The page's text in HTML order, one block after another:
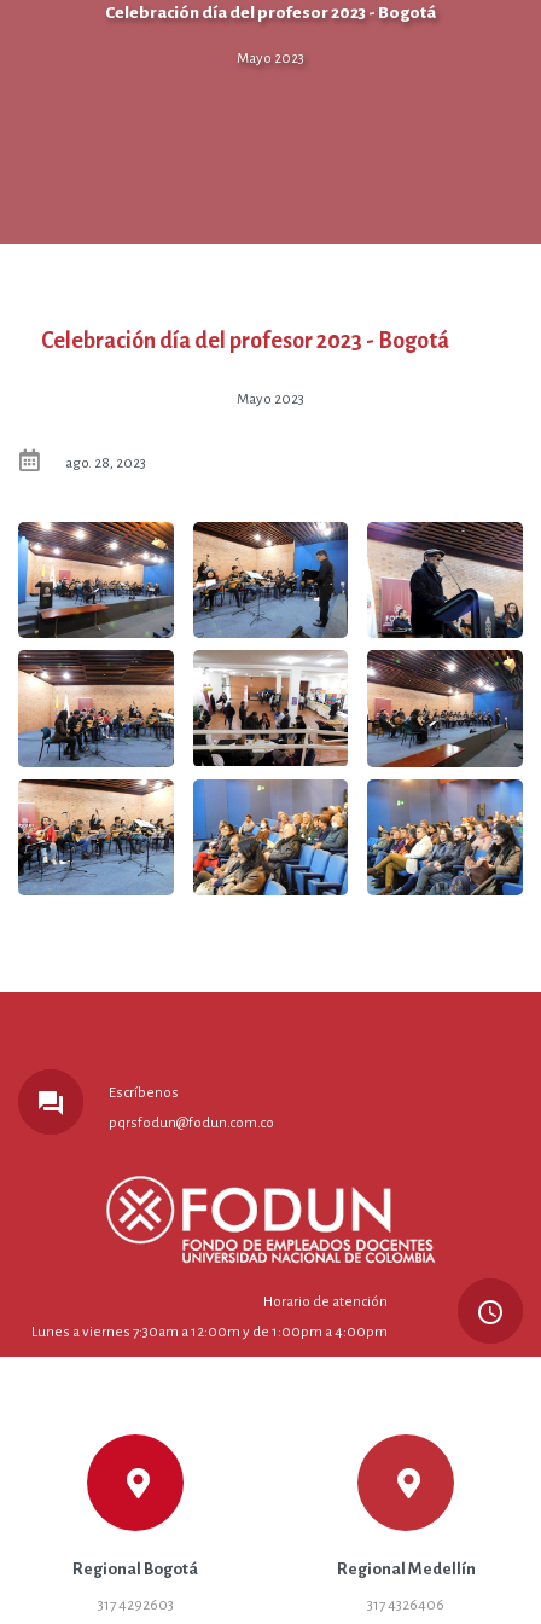
Celebración día del profesor 2023 - Bogotá
Mayo 2023
Celebración día del profesor 2023 - Bogotá
Mayo 2023
ago. 28, 2023
forum
Escríbenos
pqrsfodun@fodun.com.co
Horario de atención
Lunes a viernes 7:30am a 12:00m y de 1:00pm a 4:00pm
query_builder
Regional Bogotá
317 4292603
Regional Medellín
317 4326406